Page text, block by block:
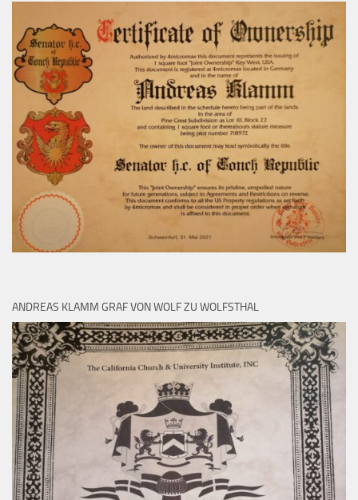
ANDREAS KLAMM GRAF VON WOLF ZU WOLFSTHAL